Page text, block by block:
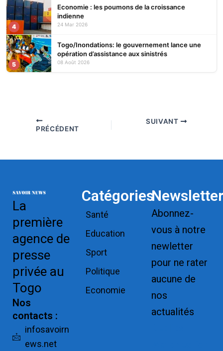
4
Economie : les poumons de la croissance
indienne
24 Mar 2026
5
Togo/Inondations: le gouvernement lance une
opération d’assistance aux sinistrés
08 Août 2026
PRÉCÉDENT
SUIVANT
La
première
agence de
presse
privée au
Togo
Nos
contacts :
infosavoirn
ews.net
Catégories
Santé
Education
Sport
Politique
Economie
Newsletter
Abonnez-
vous à notre
newletter
pour ne rater
aucune de
nos
actualités